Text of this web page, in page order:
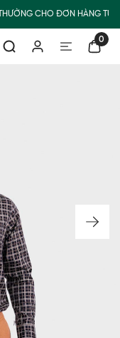
THƯỜNG CHO ĐƠN HÀNG TỪ
0